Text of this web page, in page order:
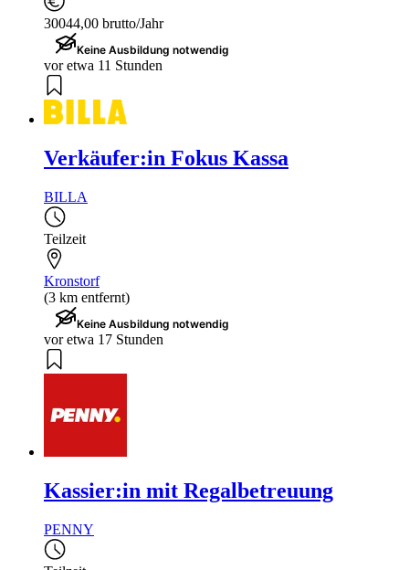
30044,00 brutto/Jahr
Keine Ausbildung notwendig
vor etwa 11 Stunden
Verkäufer:in Fokus Kassa
BILLA
Teilzeit
Kronstorf
(3 km entfernt)
Keine Ausbildung notwendig
vor etwa 17 Stunden
Kassier:in mit Regalbetreuung
PENNY